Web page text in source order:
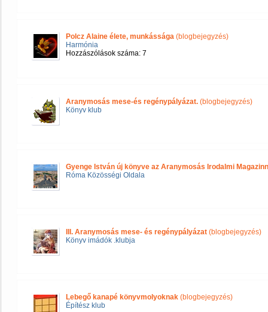
Polcz Alaine élete, munkássága (blogbejegyzés)
Harmónia
Hozzászólások száma: 7
Aranymosás mese-és regénypályázat. (blogbejegyzés)
Könyv klub
Gyenge István új könyve az Aranymosás Irodalmi
Róma Közösségi Oldala
III. Aranymosás mese- és regénypályázat (blogbejegyzés)
Könyv imádók .klubja
Lebegő kanapé könyvmolyoknak (blogbejegyzés)
Építész klub